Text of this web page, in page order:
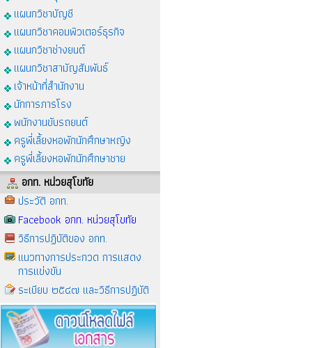
แผนกวิชาบัญชี
แผนกวิชาคอมพิวเตอร์ธุรกิจ
แผนกวิชาช่างยนต์
แผนกวิชาสามัญสัมพันธ์
เจ้าหน้าที่สำนักงาน
นักการภารโรง
พนักงานขับรถยนต์
ครูพี่เลี้ยงหอพักนักศึกษาหญิง
ครูพี่เลี้ยงหอพักนักศึกษาชาย
อกท. หน่วยสุโขทัย
ประวัติ อกท.
Facebook อกท. หน่วยสุโขทัย
วิธีการปฏิบัติของ อกท.
แนวทางการประกวด การแสดง
การแข่งขัน
ระเบียบ ๒๕๔๗ และวิธีการปฏิบัติ